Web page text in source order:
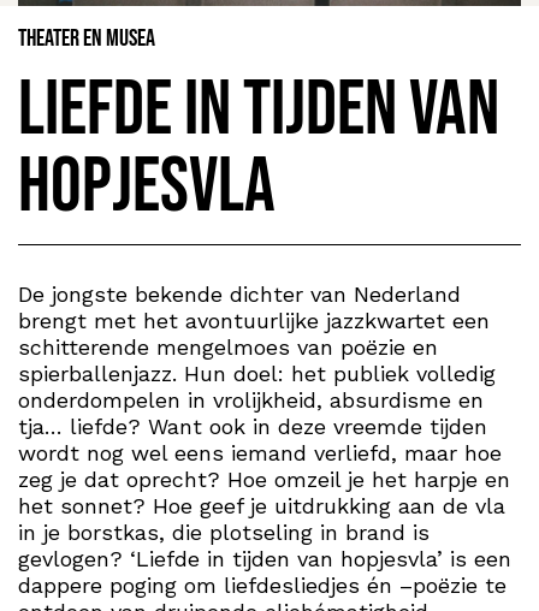
Theater en Musea
Liefde in tijden van
hopjesvla
De jongste bekende dichter van Nederland
brengt met het avontuurlijke jazzkwartet een
schitterende mengelmoes van poëzie en
spierballenjazz. Hun doel: het publiek volledig
onderdompelen in vrolijkheid, absurdisme en
tja… liefde? Want ook in deze vreemde tijden
wordt nog wel eens iemand verliefd, maar hoe
zeg je dat oprecht? Hoe omzeil je het harpje en
het sonnet? Hoe geef je uitdrukking aan de vla
in je borstkas, die plotseling in brand is
gevlogen? ‘Liefde in tijden van hopjesvla’ is een
dappere poging om liefdesliedjes én –poëzie te